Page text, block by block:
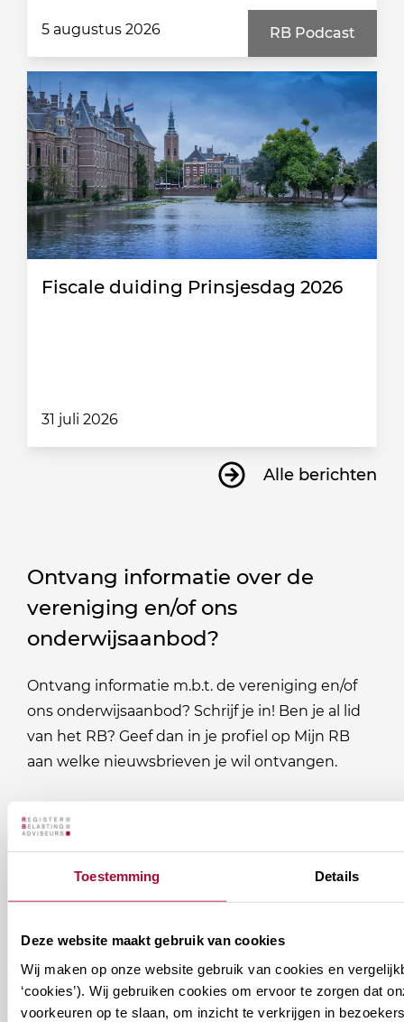
Toestemming Details
Deze website maakt gebruik van cookies
Wij maken op onze website gebruik van cookies en
‘cookies’). Wij gebruiken cookies om ervoor te zorgen dat
voorkeuren op te slaan, om inzicht te verkrijgen in
5 augustus 2026 RB Podcast
Fiscale duiding Prinsjesdag 2026
31 juli 2026
Alle berichten
Ontvang informatie over de
vereniging en/of ons
onderwijsaanbod?
Ontvang informatie m.b.t. de vereniging en/of
ons onderwijsaanbod? Schrijf je in! Ben je al lid
van het RB? Geef dan in je profiel op Mijn RB
aan welke nieuwsbrieven je wil ontvangen.
naam@bedrijf.nl
Welke
nieuwsbrieven
ontvangen?
Permanente Educatie nieuwsbrief
Verenigingsnieuws